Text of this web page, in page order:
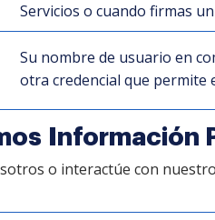
Servicios o cuando firmas
Su nombre de usuario en
otra credencial que permite
Información
o interactúe con